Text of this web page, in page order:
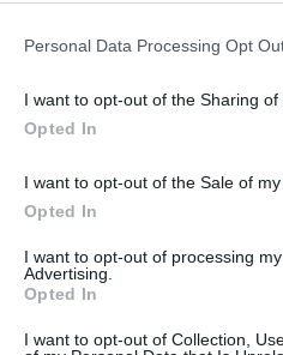
Personal Data Processing Opt
I want to opt-out of the Sharing of
Opted In
I want to opt-out of the Sale of my
Opted In
I want to opt-out of processing
Advertising.
Opted In
I want to opt-out of Collection,
a KM